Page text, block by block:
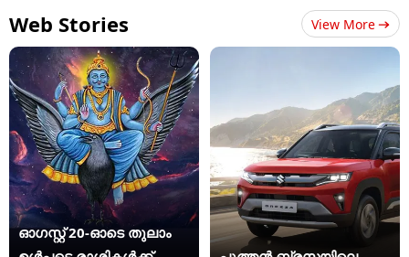
Web Stories View More
ഓഗസ്റ്റ് 20-ഓടെ തുലാം